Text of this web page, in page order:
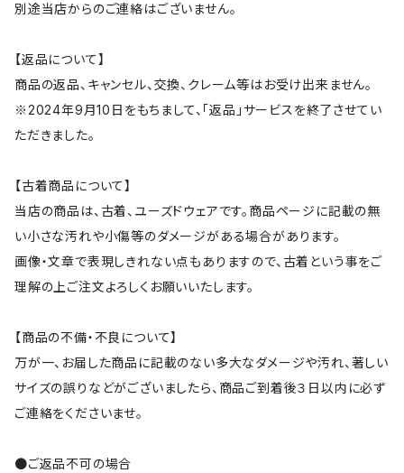
別途当店からのご連絡はございません。
【返品について】
商品の返品、キャンセル、交換、クレーム等はお受け出来ません。
※2024年9月10日をもちまして、「返品」サービスを終了させてい
ただきました。
【古着商品について】
当店の商品は、古着、ユーズドウェアです。商品ページに記載の無
い小さな汚れや小傷等のダメージがある場合があります。
画像・文章で表現しきれない点もありますので、古着という事をご
理解の上ご注文よろしくお願いいたします。
【商品の不備・不良について】
万が一、お届した商品に記載のない多大なダメージや汚れ、著しい
サイズの誤りなどがございましたら、商品ご到着後３日以内に必ず
ご連絡をくださいませ。
●ご返品不可の場合